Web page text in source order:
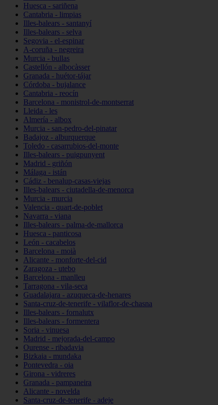
Huesca - sariñena
Cantabria - limpias
Illes-balears - santanyí
Illes-balears - selva
Segovia - el-espinar
A-coruña - negreira
Murcia - bullas
Castellón - albocàsser
Granada - huétor-tájar
Córdoba - bujalance
Cantabria - reocín
Barcelona - monistrol-de-montserrat
Lleida - les
Almería - albox
Murcia - san-pedro-del-pinatar
Badajoz - alburquerque
Toledo - casarrubios-del-monte
Illes-balears - puigpunyent
Madrid - griñón
Málaga - istán
Cádiz - benalup-casas-viejas
Illes-balears - ciutadella-de-menorca
Murcia - murcia
Valencia - quart-de-poblet
Navarra - viana
Illes-balears - palma-de-mallorca
Huesca - panticosa
León - cacabelos
Barcelona - moià
Alicante - monforte-del-cid
Zaragoza - utebo
Barcelona - manlleu
Tarragona - vila-seca
Guadalajara - azuqueca-de-henares
Santa-cruz-de-tenerife - vilaflor-de-chasna
Illes-balears - fornalutx
Illes-balears - formentera
Soria - vinuesa
Madrid - mejorada-del-campo
Ourense - ribadavia
Bizkaia - mundaka
Pontevedra - oia
Girona - vidreres
Granada - pampaneira
Alicante - novelda
Santa-cruz-de-tenerife - adeje